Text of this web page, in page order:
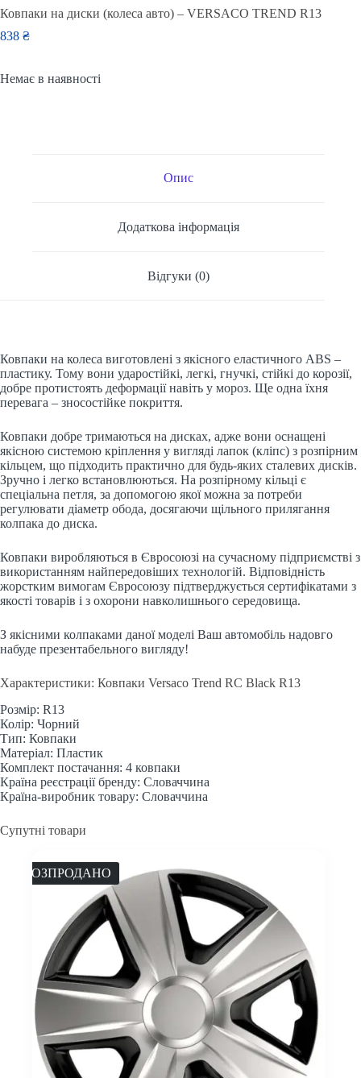
Ковпаки на диски (колеса авто) – VERSACO TREND R13
838 ₴
Немає в наявності
Опис
Додаткова інформація
Відгуки (0)
Ковпаки на колеса виготовлені з якісного еластичного ABS –
пластику. Тому вони ударостійкі, легкі, гнучкі, стійкі до корозії,
добре протистоять деформації навіть у мороз. Ще одна їхня
перевага – зносостійке покриття.
Ковпаки добре тримаються на дисках, адже вони оснащені
якісною системою кріплення у вигляді лапок (кліпс) з розпірним
кільцем, що підходить практично для будь-яких сталевих дисків.
Зручно і легко встановлюються. На розпірному кільці є
спеціальна петля, за допомогою якої можна за потреби
регулювати діаметр обода, досягаючи щільного прилягання
колпака до диска.
Ковпаки виробляються в Євросоюзі на сучасному підприємстві з
використанням найпередовіших технологій. Відповідність
жорстким вимогам Євросоюзу підтверджується сертифікатами з
якості товарів і з охорони навколишнього середовища.
З якісними колпаками даної моделі Ваш автомобіль надовго
набуде презентабельного вигляду!
Характеристики: Ковпаки Versaco Trend RC Black R13
Розмір: R13
Колір: Чорний
Тип: Ковпаки
Матеріал: Пластик
Комплект постачання: 4 ковпаки
Країна реєстрації бренду: Словаччина
Країна-виробник товару: Словаччина
Супутні товари
РОЗПРОДАНО